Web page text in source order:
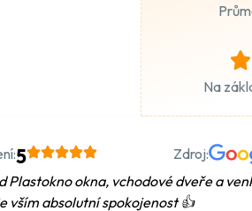
Na
5
Zdroj:
Plastokno okna, vchodové dveře a
vším absolutní spokojenost 👍